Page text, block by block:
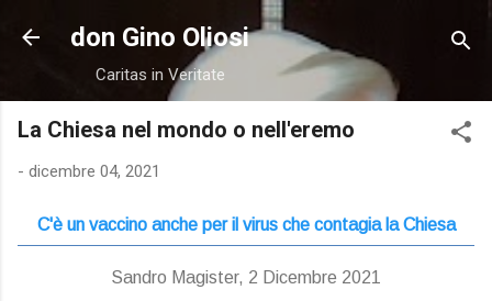
Passa ai contenuti principali
don Gino Oliosi
Caritas in Veritate
La Chiesa nel mondo o nell'eremo
- dicembre 04, 2021
C'è un vaccino anche per il virus che contagia la Chiesa
Sandro Magister, 2 Dicembre 2021